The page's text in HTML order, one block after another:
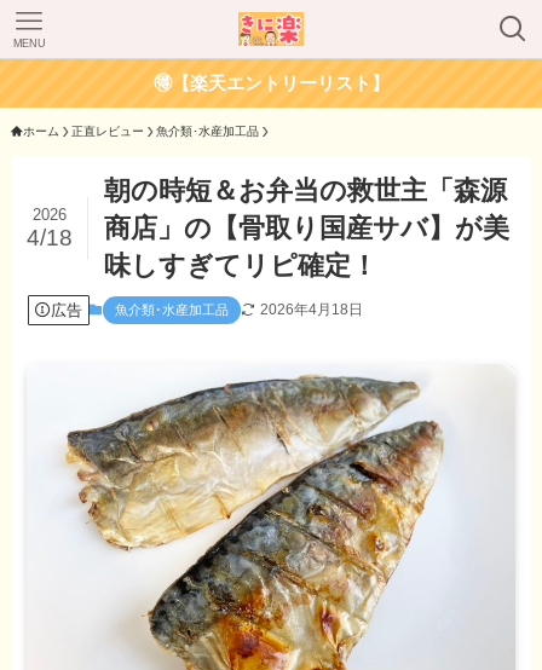
MENU
🉐【楽天エントリーリスト】
ホーム 正直レビュー 魚介類･水産加工品
朝の時短＆お弁当の救世主「森源
商店」の【骨取り国産サバ】が美
味しすぎてリピ確定！
2026
4/18
広告 魚介類･水産加工品 2026年4月18日